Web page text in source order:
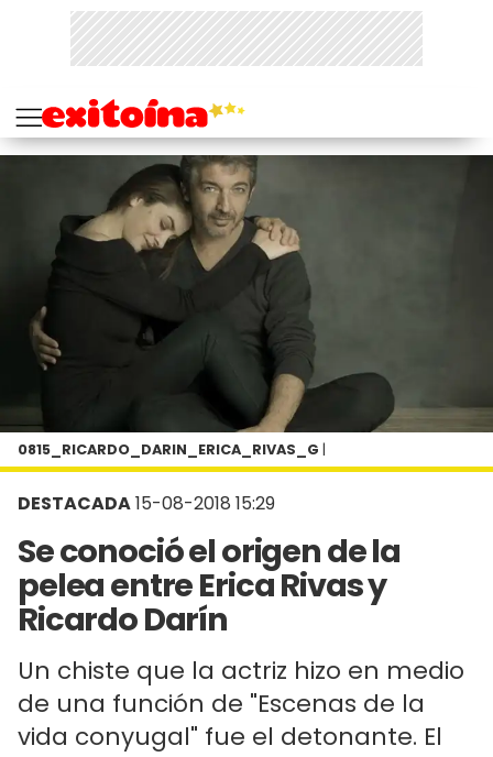
DESTACADA15-08-2018 15:29
Se conoció el origen de la
pelea entre Erica Rivas y
Ricardo Darín
Un chiste que la actriz hizo en medio
de una función de "Escenas de la
vida conyugal" fue el detonante. El
0815_RICARDO_DARIN_ERICA_RIVAS_G |